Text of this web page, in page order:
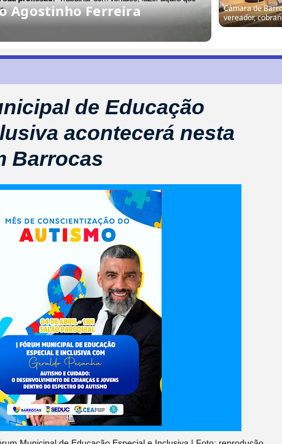
Agostinho Ferreira
Câmara de
vereador,
de Educação
acontecerá nesta
Barrocas